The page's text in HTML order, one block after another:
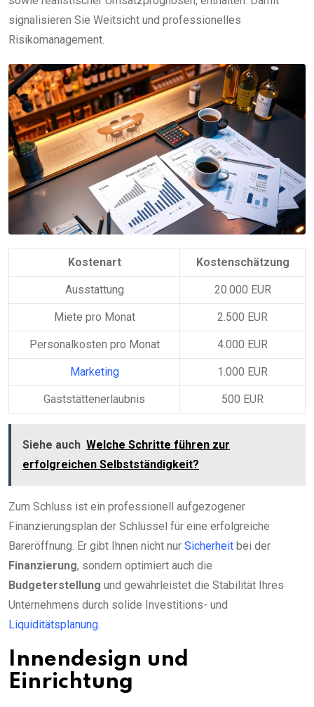
signalisieren Sie Weitsicht und professionelles
Risikomanagement.
Kostenart Kostenschätzung
Ausstattung 20.000 EUR
Miete pro Monat 2.500 EUR
Personalkosten pro Monat 4.000 EUR
Marketing 1.000 EUR
Gaststättenerlaubnis 500 EUR
Siehe auch Welche Schritte führen zur
erfolgreichen Selbstständigkeit?
Zum Schluss ist ein professionell aufgezogener
Finanzierungsplan der Schlüssel für eine erfolgreiche
Bareröffnung. Er gibt Ihnen nicht nur Sicherheit bei der
Finanzierung, sondern optimiert auch die
Budgeterstellung und gewährleistet die Stabilität Ihres
Unternehmens durch solide Investitions- und
Liquiditätsplanung
Innendesign und
Einrichtung